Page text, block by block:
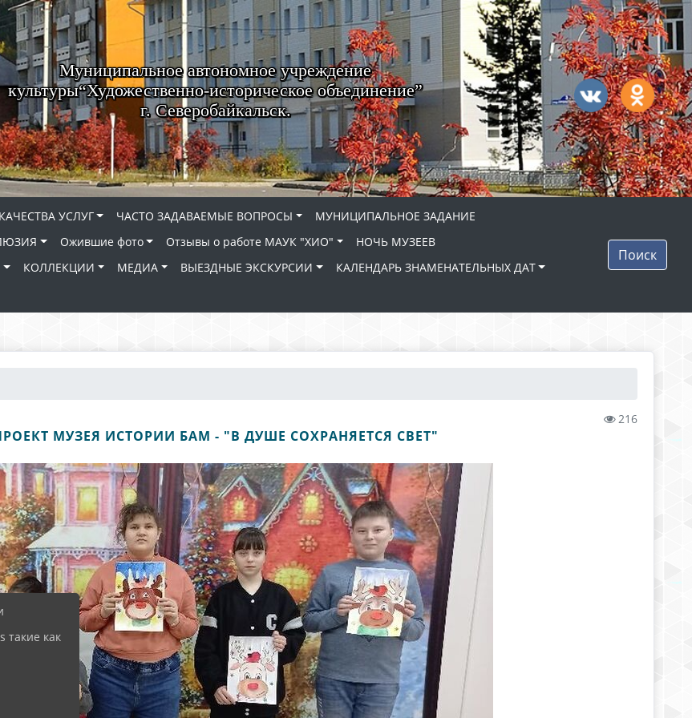
Муниципальное автономное учреждение
культуры“Художественно-историческое объединение”
г. Северобайкальск.
УСЛУГ ЧАСТО ЗАДАВАЕМЫЕ ВОПРОСЫ
МУНИЦИПАЛЬНОЕ ЗАДАНИЕ
Ожившие фото Отзывы о работе МАУК "ХИО"
НОЧЬ МУЗЕЕВ
КОЛЛЕКЦИИ МЕДИА ВЫЕЗДНЫЕ ЭКСКУРСИИ
КАЛЕНДАРЬ ЗНАМЕНАТЕЛЬНЫХ ДАТ
Поиск
216
МУЗЕЯ ИСТОРИИ БАМ - "В ДУШЕ СОХРАНЯЕТСЯ СВЕТ"
такие как